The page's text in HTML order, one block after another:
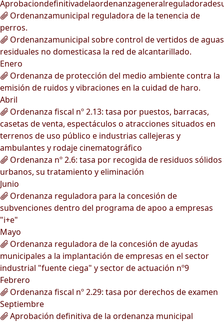
Ordenanzamunicipal reguladora de la tenencia de
perros.
Ordenanzamunicipal sobre control de vertidos de aguas
residuales no domesticasa la red de alcantarillado.
Enero
Ordenanza de protección del medio ambiente contra la
emisión de ruidos y vibraciones en la cuidad de haro.
Abril
Ordenanza fiscal nº 2.13: tasa por puestos, barracas,
casetas de venta, espectáculos o atracciones situados en
terrenos de uso público e industrias callejeras y
ambulantes y rodaje cinematográfico
Ordenanza nº 2.6: tasa por recogida de residuos sólidos
urbanos, su tratamiento y eliminación
Junio
Ordenanza reguladora para la concesión de
subvenciones dentro del programa de apoo a empresas
"i+e"
Mayo
Ordenanza reguladora de la concesión de ayudas
municipales a la implantación de empresas en el sector
industrial "fuente ciega" y sector de actuación nº9
Febrero
Ordenanza fiscal nº 2.29: tasa por derechos de examen
Septiembre
Aprobación definitiva de la ordenanza municipal